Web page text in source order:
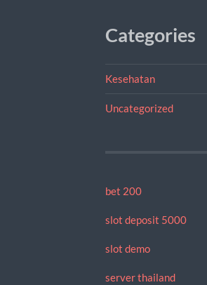
Categories
Kesehatan
Uncategorized
bet 200
slot deposit 5000
slot demo
server thailand